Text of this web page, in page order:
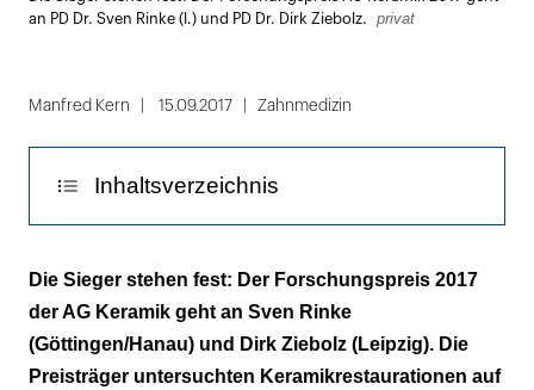
öffnen
an PD Dr. Sven Rinke (l.) und PD Dr. Dirk Ziebolz.
privat
Manfred Kern 15.09.2017 Zahnmedizin
Inhaltsverzeichnis
Klinisches Prozedere
Ergebnisse
Die Sieger stehen fest: Der Forschungspreis 2017
der AG Keramik geht an Sven Rinke
(Göttingen/Hanau) und Dirk Ziebolz (Leipzig). Die
Preisträger untersuchten Keramikrestaurationen auf